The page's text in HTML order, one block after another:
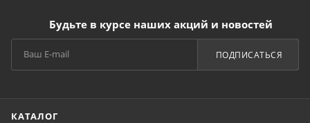
Будьте в курсе наших акций и новостей
ПОДПИСАТЬСЯ
КАТАЛОГ